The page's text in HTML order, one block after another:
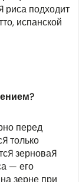
риса подходит
испанской
перед
только
зерновая
— его
зерне при